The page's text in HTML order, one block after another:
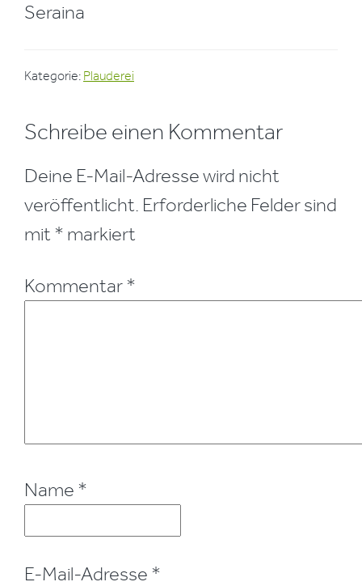
Seraina
Kategorie: Plauderei
Leser-
Schreibe einen Kommentar
Deine E-Mail-Adresse wird nicht
veröffentlicht. Erforderliche Felder sind
mit * markiert
Kommentar *
Name *
E-Mail-Adresse *